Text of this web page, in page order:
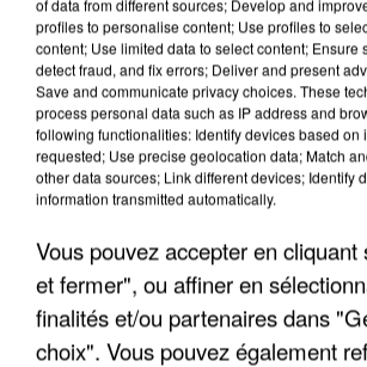
APRÈS TOUTES CES CANICULES,
DE FAUNE SAUVAGE SONT...
of data from different sources; Develop and
profiles to personalise content; Use profiles to
content; Use limited data to select content; Ensure
detect fraud, and fix errors; Deliver and present
Save and communicate privacy choices. These
process personal data such as IP address and
following functionalities: Identify devices based on
requested; Use precise geolocation data; Match
other data sources; Link different devices; Identify
information transmitted automatically.
Vous pouvez accepter en cliquant
et fermer", ou affiner en
finalités et/ou partenaires dans
choix". Vous pouvez également